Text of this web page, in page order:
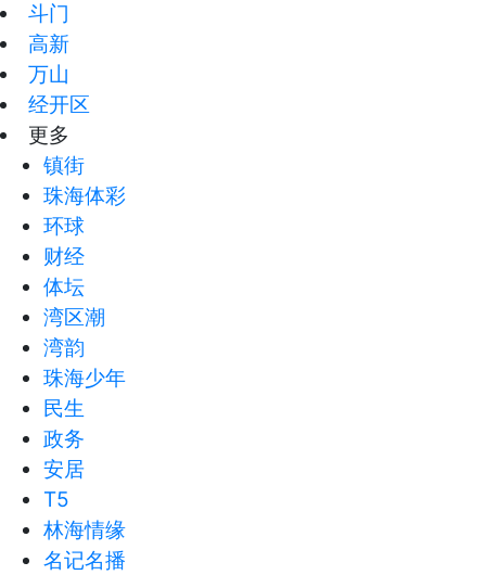
斗门
高新
万山
经开区
更多
镇街
珠海体彩
环球
财经
体坛
湾区潮
湾韵
珠海少年
民生
政务
安居
T5
林海情缘
名记名播